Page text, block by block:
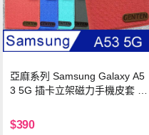
亞麻系列 Samsung Galaxy A5
3 5G 插卡立架磁力手機皮套 藍
$390